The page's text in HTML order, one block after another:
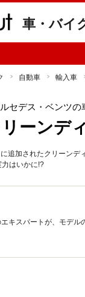
車・バイ
自動車 輸入車
セデス・ベンツ
ーンデ
追加されたクリーン
はいかに!?
キスパートが、モデル